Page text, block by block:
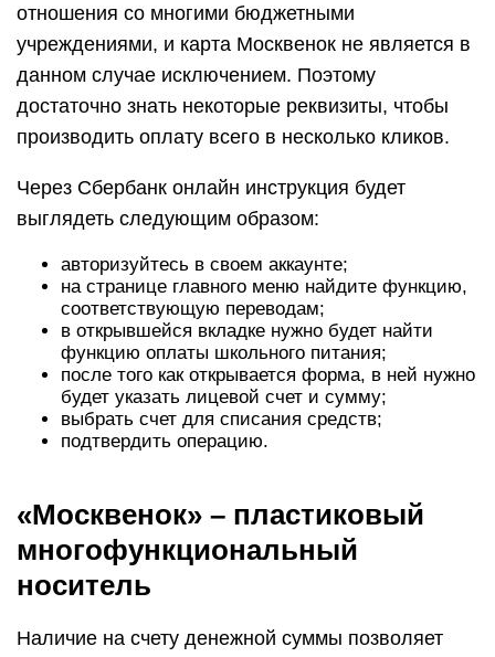
отношения со многими бюджетными
учреждениями, и карта Москвенок не является в
данном случае исключением. Поэтому
достаточно знать некоторые реквизиты, чтобы
производить оплату всего в несколько кликов.
Через Сбербанк онлайн инструкция будет
выглядеть следующим образом:
авторизуйтесь в своем аккаунте;
на странице главного меню найдите функцию,
соответствующую переводам;
в открывшейся вкладке нужно будет найти
функцию оплаты школьного питания;
после того как открывается форма, в ней нужно
будет указать лицевой счет и сумму;
выбрать счет для списания средств;
подтвердить операцию.
«Москвенок» – пластиковый
многофункциональный
носитель
Наличие на счету денежной суммы позволяет